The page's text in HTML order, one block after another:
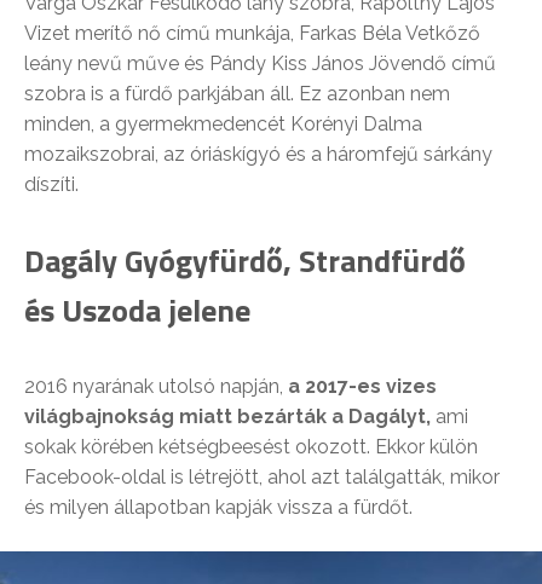
Vizet merítő nő című munkája, Farkas Béla Vetkőző
leány nevű műve és Pándy Kiss János Jövendő című
szobra is a fürdő parkjában áll. Ez azonban nem
minden, a gyermekmedencét Korényi Dalma
mozaikszobrai, az óriáskígyó és a háromfejű sárkány
díszíti.
Dagály Gyógyfürdő, Strandfürdő
és Uszoda jelene
2016 nyarának utolsó napján, a 2017-es vizes
világbajnokság miatt bezárták a Dagályt, ami
sokak körében kétségbeesést okozott. Ekkor külön
Facebook-oldal is létrejött, ahol azt találgatták, mikor
és milyen állapotban kapják vissza a fürdőt.